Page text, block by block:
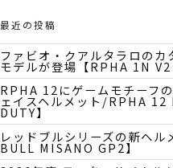
最近の投稿
ファビオ・クアルタラロの
モデルが登場【RPHA 1N
RPHA 12にゲームモチーフ
ェイスヘルメット/RPHA
DUTY】
レッドブルシリーズの新ヘ
BULL MISANO GP2】